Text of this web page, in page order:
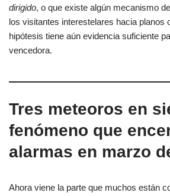
dirigido, o que existe algún mecanismo
los visitantes interestelares hacia planos
hipótesis tiene aún evidencia suficiente
vencedora.
Tres meteoros en
fenómeno que
alarmas en marzo
Ahora viene la parte que muchos están